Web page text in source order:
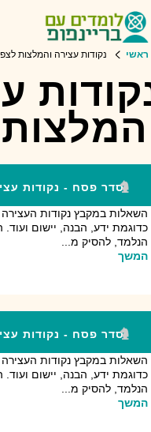
ראשי נקודות עצירה והמלצות
סדר פסח - נקודות
השאלות במקבץ נקודות
כדוגמת ידע, הבנה, יישום
הנלמד, להסיק מ...
המשך
סדר פסח - נקודות
השאלות במקבץ נקודות
כדוגמת ידע, הבנה, יישום
הנלמד, להסיק מ...
המשך